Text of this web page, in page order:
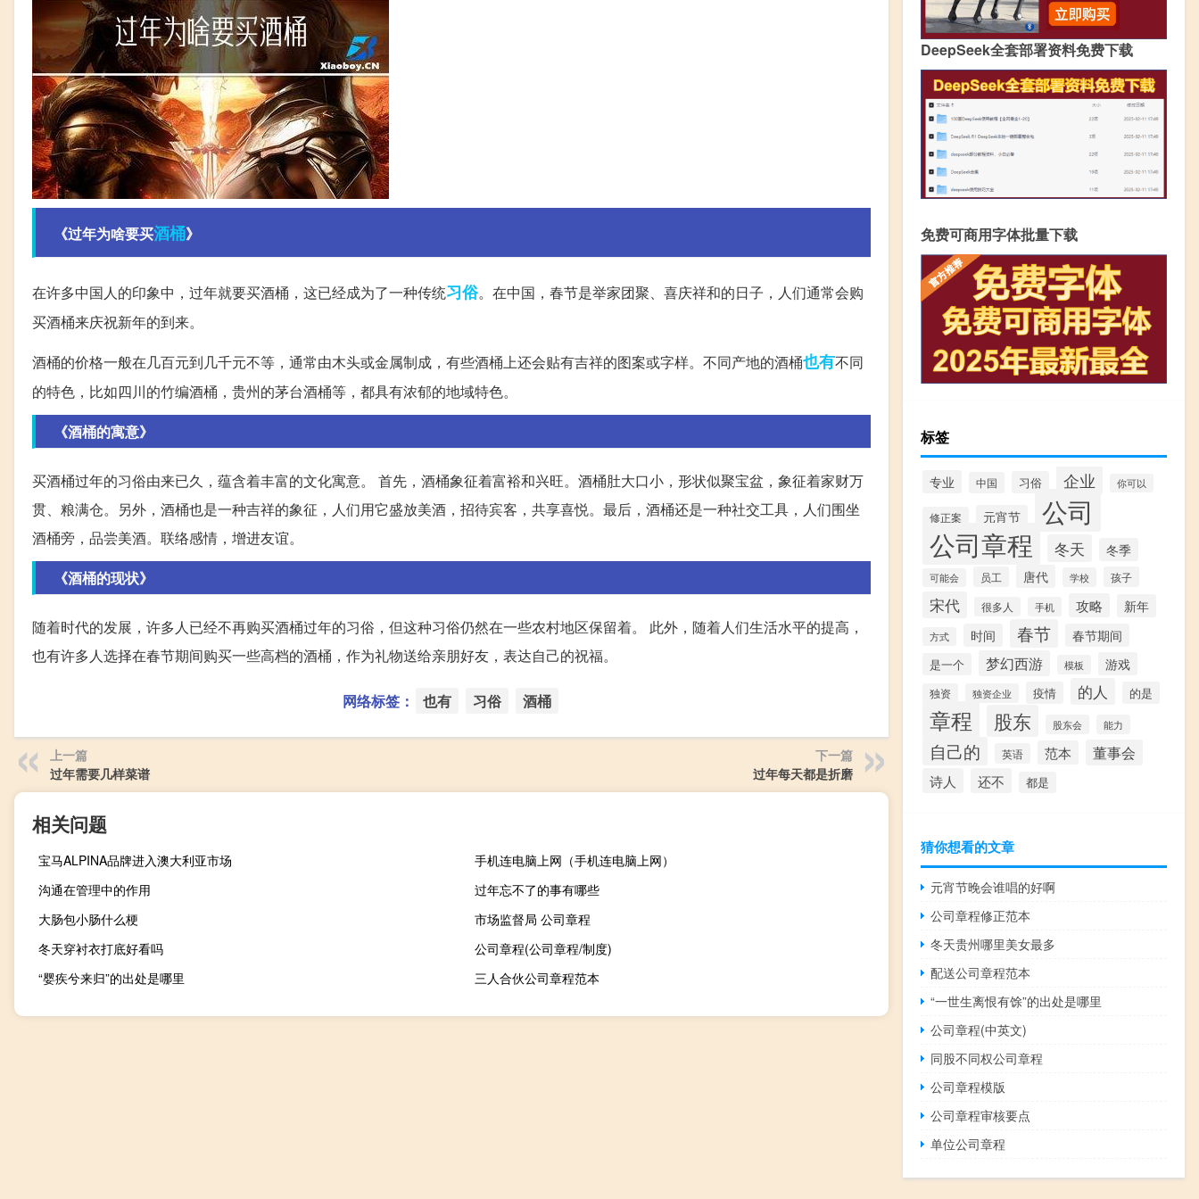
《过年为啥要买酒桶》
在许多中国人的印象中，过年就要买酒桶，这已经成为了一种传统习俗。在中国，春节是举家团聚、喜庆祥和的日子，人们通常会购
买酒桶来庆祝新年的到来。
酒桶的价格一般在几百元到几千元不等，通常由木头或金属制成，有些酒桶上还会贴有吉祥的图案或字样。不同产地的酒桶也有不同
的特色，比如四川的竹编酒桶，贵州的茅台酒桶等，都具有浓郁的地域特色。
《酒桶的寓意》
买酒桶过年的习俗由来已久，蕴含着丰富的文化寓意。 首先，酒桶象征着富裕和兴旺。酒桶肚大口小，形状似聚宝盆，象征着家财万
贯、粮满仓。另外，酒桶也是一种吉祥的象征，人们用它盛放美酒，招待宾客，共享喜悦。最后，酒桶还是一种社交工具，人们围坐
酒桶旁，品尝美酒。联络感情，增进友谊。
《酒桶的现状》
随着时代的发展，许多人已经不再购买酒桶过年的习俗，但这种习俗仍然在一些农村地区保留着。 此外，随着人们生活水平的提高，
也有许多人选择在春节期间购买一些高档的酒桶，作为礼物送给亲朋好友，表达自己的祝福。
网络标签： 也有 习俗 酒桶
上一篇
过年需要几样菜谱
下一篇
过年每天都是折磨
相关问题
宝马ALPINA品牌进入澳大利亚市场
手机连电脑上网（手机连电脑上网）
沟通在管理中的作用
过年忘不了的事有哪些
大肠包小肠什么梗
市场监督局 公司章程
冬天穿衬衣打底好看吗
公司章程(公司章程/制度)
“婴疾兮来归”的出处是哪里
三人合伙公司章程范本
DeepSeek全套部署资料免费下载
免费可商用字体批量下载
标签
专业 中国 习俗 企业 你可以
修正案 元宵节 公司
公司章程 冬天 冬季
可能会 员工 唐代 学校 孩子
宋代 很多人 手机 攻略 新年
方式 时间 春节 春节期间
是一个 梦幻西游 模板 游戏
独资 独资企业 疫情 的人 的是
章程 股东 股东会 能力
自己的 英语 范本 董事会
诗人 还不 都是
猜你想看的文章
元宵节晚会谁唱的好啊
公司章程修正范本
冬天贵州哪里美女最多
配送公司章程范本
“一世生离恨有馀”的出处是哪里
公司章程(中英文)
同股不同权公司章程
公司章程模版
公司章程审核要点
单位公司章程